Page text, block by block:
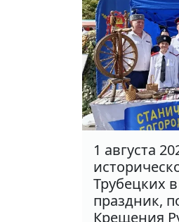
1 августа
Трубецких
праздник,
Крещения